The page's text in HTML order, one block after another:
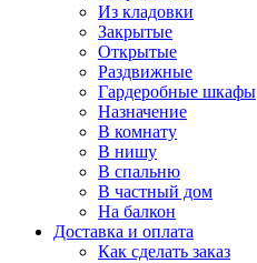
Из кладовки
Закрытые
Открытые
Раздвижные
Гардеробные шкафы
Назначение
В комнату
В нишу
В спальню
В частный дом
На балкон
Доставка и оплата
Как сделать заказ